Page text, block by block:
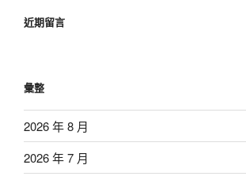
近期留言
彙整
2026 年 8 月
2026 年 7 月